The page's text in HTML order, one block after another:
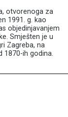
otvorenoga za
1991. g. kao
objedinjavanjem
Smješten je u
Zagreba, na
1870-ih godina.